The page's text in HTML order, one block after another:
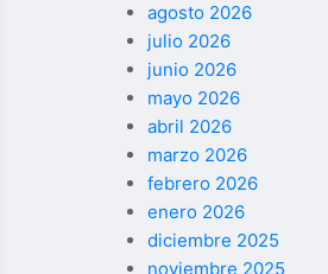
agosto 2026
julio 2026
junio 2026
mayo 2026
abril 2026
marzo 2026
febrero 2026
enero 2026
diciembre 2025
noviembre 2025